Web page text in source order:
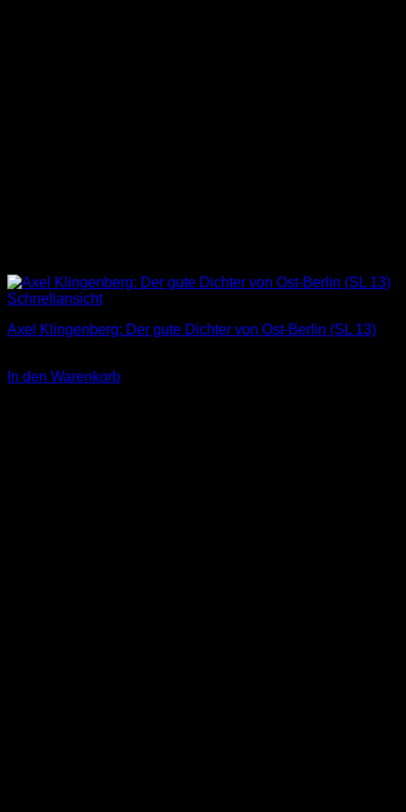
Schnellansicht
Axel Klingenberg: Der gute Dichter von Ost-Berlin (SL 13)
In den Warenkorb